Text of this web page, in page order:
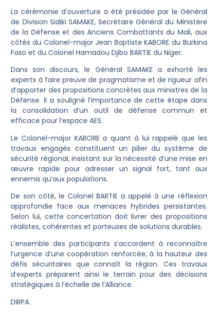
La cérémonie d’ouverture a été présidée par le Général
de Division Sidiki SAMAKE, Secrétaire Général du Ministère
de la Défense et des Anciens Combattants du Mali, aux
côtés du Colonel-major Jean Baptiste KABORE du Burkina
Faso et du Colonel Hamadou Djibo BARTIE du Niger.
Dans son discours, le Général SAMAKE a exhorté les
experts à faire preuve de pragmatisme et de rigueur afin
d’apporter des propositions concrètes aux ministres de la
Défense. Il a souligné l’importance de cette étape dans
la consolidation d’un outil de défense commun et
efficace pour l’espace AES.
Le Colonel-major KABORE a quant à lui rappelé que les
travaux engagés constituent un pilier du système de
sécurité régional, insistant sur la nécessité d’une mise en
œuvre rapide pour adresser un signal fort, tant aux
ennemis qu’aux populations.
De son côté, le Colonel BARTIE a appelé à une réflexion
approfondie face aux menaces hybrides persistantes.
Selon lui, cette concertation doit livrer des propositions
réalistes, cohérentes et porteuses de solutions durables.
L’ensemble des participants s’accordent à reconnaître
l’urgence d’une coopération renforcée, à la hauteur des
défis sécuritaires que connaît la région. Ces travaux
d’experts préparent ainsi le terrain pour des décisions
stratégiques à l’échelle de l’Alliance.
DIRPA